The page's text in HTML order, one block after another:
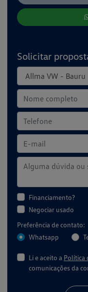
Solicitar
Financiamento?
Negociar usado
Preferência de contato:
Whatsapp
Li e aceito a Política
comunicações da